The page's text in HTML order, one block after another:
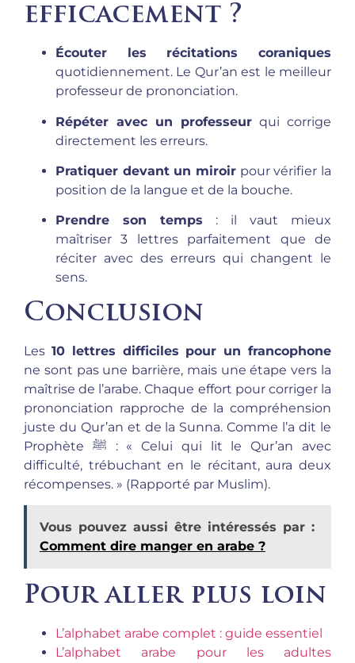
efficacement ?
Écouter les récitations coraniques
quotidiennement. Le Qur’an est le meilleur
professeur de prononciation.
Répéter avec un professeur qui corrige
directement les erreurs.
Pratiquer devant un miroir pour vérifier la
position de la langue et de la bouche.
Prendre son temps : il vaut mieux
maîtriser 3 lettres parfaitement que de
réciter avec des erreurs qui changent le
sens.
Conclusion
Les 10 lettres difficiles pour un francophone
ne sont pas une barrière, mais une étape vers la
maîtrise de l’arabe. Chaque effort pour corriger la
prononciation rapproche de la compréhension
juste du Qur’an et de la Sunna. Comme l’a dit le
Prophète ﷺ : « Celui qui lit le Qur’an avec
difficulté, trébuchant en le récitant, aura deux
récompenses. » (Rapporté par Muslim).
Vous pouvez aussi être intéressés par :
Comment dire manger en arabe ?
Pour aller plus loin
L’alphabet arabe complet : guide essentiel
L’alphabet arabe pour les adultes